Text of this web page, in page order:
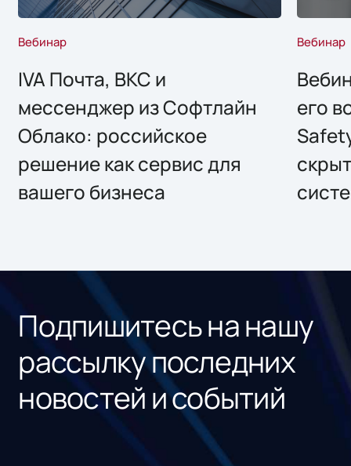
Вебинар
IVA Почта, ВКС и
мессенджер из Софтлайн
Облако: российское
решение как сервис для
вашего бизнеса
Вебинар
его
Подпишитесь на нашу
рассылку последних
новостей и событий